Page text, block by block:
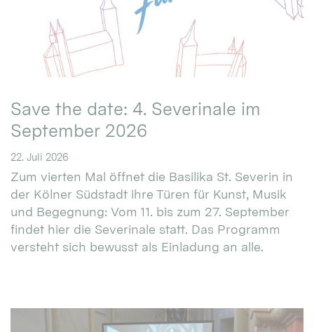
Save the date: 4. Severinale im
September 2026
22. Juli 2026
Zum vierten Mal öffnet die Basilika St. Severin in
der Kölner Südstadt ihre Türen für Kunst, Musik
und Begegnung: Vom 11. bis zum 27. September
findet hier die Severinale statt. Das Programm
versteht sich bewusst als Einladung an alle.